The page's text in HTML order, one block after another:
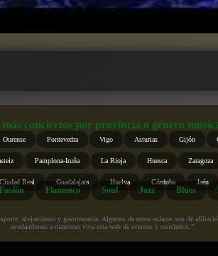
conciertos por provincia o género
Ourense Pontevedra Vigo Asturias Gijón
Pamplona-Iruña La Rioja Huesca Zaragoza
Ciudad Real Guadalajara Huelva Córdoba Jaén
Fusión Flamenco Soul Jazz Blues
alojamiento y gastronomía. Algunos de estos enlaces son de
ayudándonos a mantener viva esta web de eventos y conciertos.”